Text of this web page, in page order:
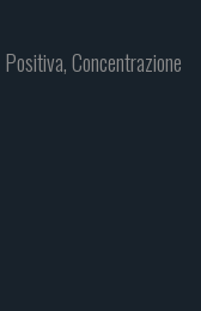
Concentrazione